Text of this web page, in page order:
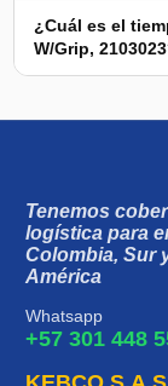
¿Cuál es el
W/Grip,
Tenemos
logística para
Colombia, Sur
América
Whatsapp
+57 301 448